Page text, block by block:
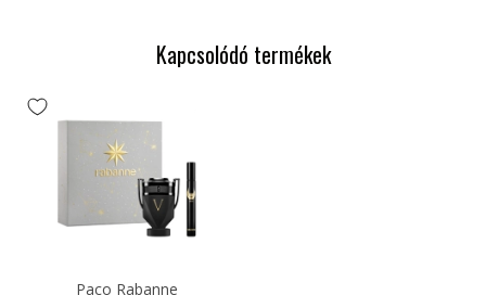
Kapcsolódó termékek
Paco Rabanne